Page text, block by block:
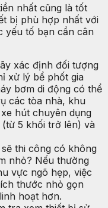
nhất cũng là tốt
bị phù hợp nhất với
yếu tố bạn cần cân
xác định đối tượng
xử lý bể phốt gia
bơm di động có thể
các tòa nhà, khu
hút chuyên dụng
5 khối trở lên) và
thi công có không
nhỏ? Nếu thường
vực ngõ hẹp, việc
thước nhỏ gọn
hoạt hơn.